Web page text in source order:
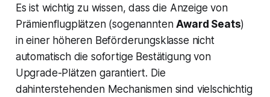
Es ist wichtig zu wissen, dass die Anzeige von
Prämienflugplätzen (sogenanntenAward Seats)
in einer höheren Beförderungsklasse nicht
automatisch die sofortige Bestätigung von
Upgrade-Plätzen garantiert. Die
dahinterstehenden Mechanismen sind vielschichtig